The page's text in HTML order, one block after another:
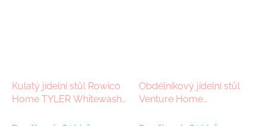
Kulatý jídelní stůl Rowico
Home TYLER Whitewash,
Obdélníkový jídelní stůl
Venture Home